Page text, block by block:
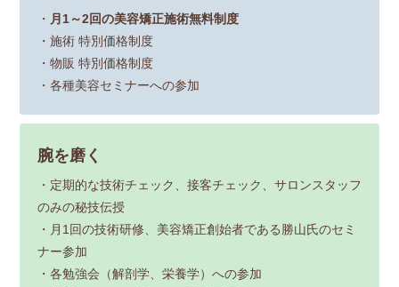
・ 月1～2回の美容矯正施術無料制度
・施術 特別価格制度
・物販 特別価格制度
・各種美容セミナーへの参加
腕を磨く
・定期的な技術チェック、接客チェック、サロンスタッフ
のみの秘技伝授
・月1回の技術研修、美容矯正創始者である勝山氏のセミ
ナー参加
・各勉強会（解剖学、栄養学）への参加